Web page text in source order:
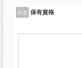
任意 保有資格